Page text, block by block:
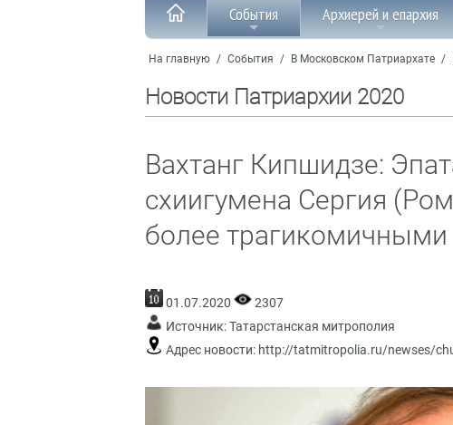
События Архиерей и епархия
На главную / События / В Московском Патриархате /
Новости Патриархии 2020
Вахтанг Кипшидзе:
схиигумена Сергия
более трагикомичными
01.07.2020
2307
Источник:Татарстанская митрополия
Адрес новости: http://tatmitropolia.ru/newses/